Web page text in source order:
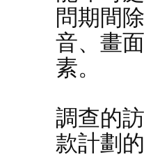
問期間
音、畫
素。
調查的
款計劃